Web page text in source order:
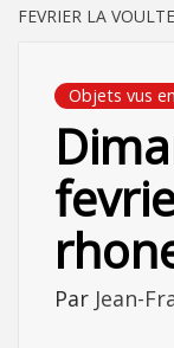
FEVRIER LA
Objets vus
Par Jean-